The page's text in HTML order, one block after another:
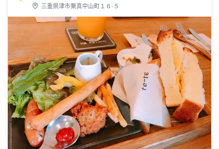
三重県津市栗真中山町１６-５